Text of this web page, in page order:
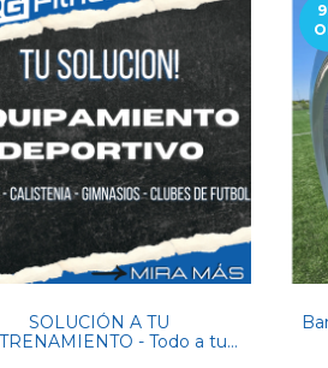
SOLUCIÓN A TU
- Todo a tu
9